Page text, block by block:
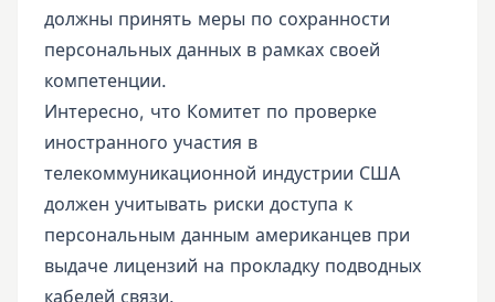
должны принять меры по сохранности
персональных данных в рамках своей
компетенции.
Интересно, что Комитет по проверке
иностранного участия в
телекоммуникационной индустрии США
должен учитывать риски доступа к
персональным данным американцев при
выдаче лицензий на прокладку подводных
кабелей связи.